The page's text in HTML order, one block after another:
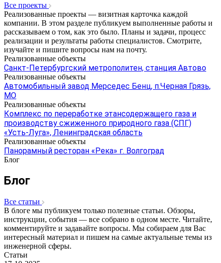
Все проекты
Реализованные проекты — визитная карточка каждой
компании. В этом разделе публикуем выполненные работы и
рассказываем о том, как это было. Планы и задачи, процесс
реализации и результаты работы специалистов. Смотрите,
изучайте и пишите вопросы нам на почту.
Реализованные объекты
Санкт-Петербургский метрополитен, станция Автово
Реализованные объекты
Автомобильный завод Мерседес Бенц, п.Черная Грязь,
МО
Реализованные объекты
Комплекс по переработке этансодержащего газа и
производству сжиженного природного газа (СПГ)
«Усть-Луга», Ленинградская область
Реализованные объекты
Панорамный ресторан «Река» г. Волгоград
Блог
Блог
Все статьи
В блоге мы публикуем только полезные статьи. Обзоры,
инструкции, события — все собрано в одном месте. Читайте,
комментируйте и задавайте вопросы. Мы собираем для Вас
интересный материал и пишем на самые актуальные темы из
инженерной сферы.
Статьи